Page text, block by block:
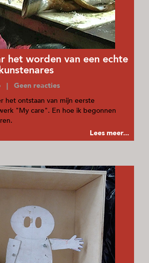
het worden van een echte
| Geen reacties
het ontstaan van mijn eerste
"My care". En hoe ik begonnen
Lees meer...